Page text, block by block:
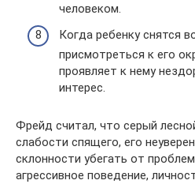
человеком.
Когда ребенку снятся
присмотреться к его
проявляет к нему
интерес.
Фрейд считал, что серый
слабости спящего, его
склонности убегать от
агрессивное поведение,